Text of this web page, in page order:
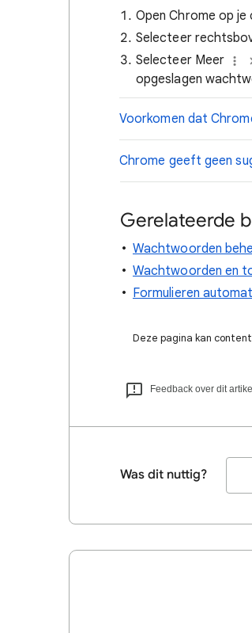
Open Chrome op je
Selecteer
Selecteer Meer
opgeslagen
Voorkomen dat
Chrome geeft geen
Gerelateerde
Wachtwoorden
Wachtwoorden en
Formulieren
Deze pagina kan
Feedback over dit
Was dit nuttig?